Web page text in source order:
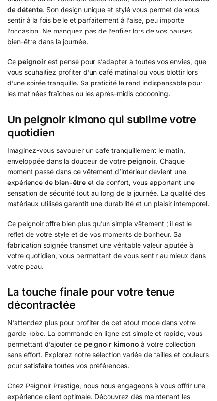
de détente. Son design unique et stylé vous permet de vous
sentir à la fois belle et parfaitement à l’aise, peu importe
l’occasion. Ne manquez pas de l’enfiler lors de vos pauses
bien-être dans la journée.
Ce peignoir est pensé pour s’adapter à toutes vos envies, que
vous souhaitiez profiter d’un café matinal ou vous blottir lors
d’une soirée tranquille. Sa praticité le rend indispensable pour
les matinées fraîches ou les après-midis cocooning.
Un peignoir kimono qui sublime votre
quotidien
Imaginez-vous savourer un café tranquillement le matin,
enveloppée dans la douceur de votre peignoir. Chaque
moment passé dans ce vêtement d’intérieur devient une
expérience de bien-être et de confort, vous apportant une
sensation de sécurité tout au long de la journée. La qualité des
matériaux utilisés garantit une durabilité et un plaisir intemporel.
Ce peignoir offre bien plus qu’un simple vêtement ; il est le
reflet de votre style et de vos moments de bonheur. Sa
fabrication soignée transmet une véritable valeur ajoutée à
votre quotidien, vous permettant de vous sentir au mieux dans
votre peau.
La touche finale pour votre tenue
décontractée
N’attendez plus pour profiter de cet atout mode dans votre
garde-robe. La commande en ligne est simple et rapide, vous
permettant d’ajouter ce peignoir kimono à votre collection
sans effort. Explorez notre sélection variée de tailles et couleurs
pour satisfaire toutes vos préférences.
Chez Peignoir Prestige, nous nous engageons à vous offrir une
expérience client optimale. Découvrez dès maintenant les